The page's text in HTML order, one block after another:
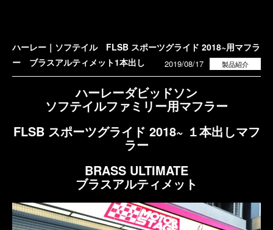
ハーレー｜ソフテイル FLSB スポーツグライド 2018~用マフラ
ー ブラスアルティメット1本出し
製品紹介
2019/08/17
ハーレーダビッドソン
ソフテイルファミリー用マフラー
FLSB スポーツグライド 2018~ １本出しマフ
ラー
BRASS ULTIMATE
ブラスアルティメット